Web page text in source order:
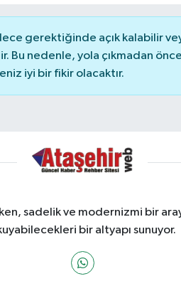
gerektiğinde açık kalabilir
nedenle, yola çıkmadan önce
iyi bir fikir olacaktır.
sadelik ve modernizmi bir
bir altyapı sunuyor.